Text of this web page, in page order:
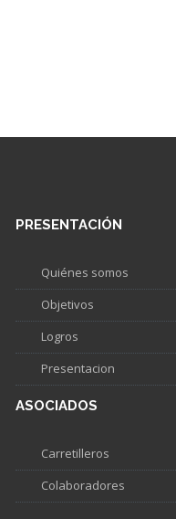
PRESENTACIÓN
Quiénes somos
Objetivos
Logros
Presentacion
ASOCIADOS
Carretilleros
Colaboradores